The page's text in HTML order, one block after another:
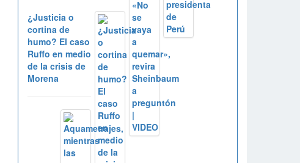
¿Justicia o
cortina de
humo? El caso
Ruffo en medio
de la crisis de
Morena